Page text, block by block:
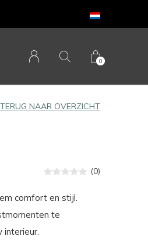
0
TERUG NAAR OVERZICHT
(0)
comfort en stijl.
te
interieur.